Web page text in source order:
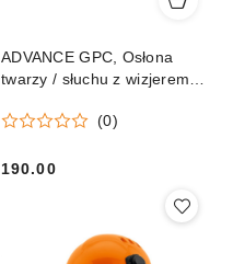
ADVANCE GPC, Osłona
twarzy / słuchu z wizjerem z
(0)
190.00